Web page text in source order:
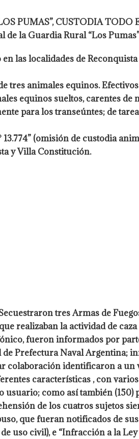
PUMAS”, CUSTODIA
la Guardia Rural “Los
las localidades de
tres animales equinos.
equinos sueltos, carentes de
para los transeúntes; de
(omisión de custodia
y Villa Constitución.
tresArmas de
realizaban la actividad de
fueron informados por
Prefectura Naval Argentina;
colaboración identificaron a un
características , con
usuario; como así también (150)
de los cuatros sujetos
que fueran notificados de
uso civil), e “Infracción a la